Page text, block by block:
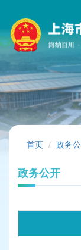
碍
操
明
跳
转
到
网
首页 政务
政务公开